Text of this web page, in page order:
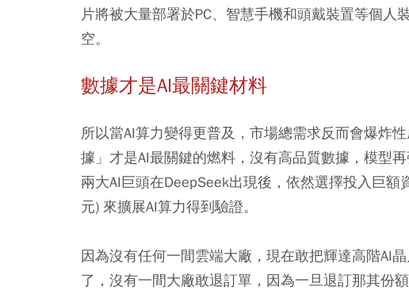
片將被大量部署於PC、智慧手機和頭戴裝置等個人
空。
數據才是AI最關鍵材料
所以當AI算力變得更普及，市場總需求反而會爆炸
據」才是AI最關鍵的燃料，沒有高品質數據，模型再
兩大AI巨頭在DeepSeek出現後，依然選擇投入巨
元) 來擴展AI算力得到驗證。
因為沒有任何一間雲端大廠，現在敢把輝達高階AI
了，沒有一間大廠敢退訂單，因為一旦退訂那其份